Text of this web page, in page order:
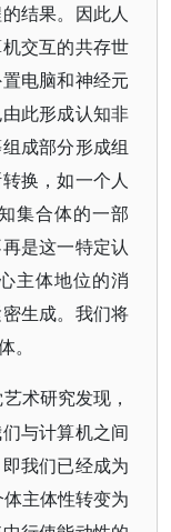
结果。因此人
交互的共存世
电脑和神经元
此形成认知非
成部分形成组
换，如一个人
集合体的一部
是这一特定认
主体地位的消
生成。我们将
术研究发现，
与计算机之间
我们已经成为
主体性转变为